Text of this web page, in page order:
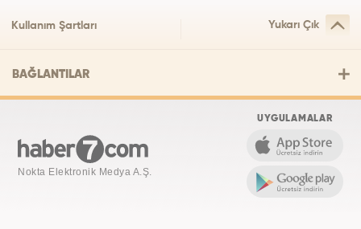
Kullanım Şartları Yukarı Çık
BAĞLANTILAR
Nokta Elektronik Medya A.Ş.
UYGULAMALAR